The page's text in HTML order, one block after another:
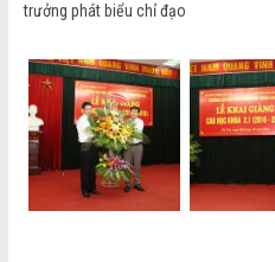
trưởng phát biểu chỉ đạo